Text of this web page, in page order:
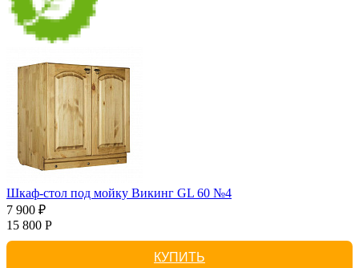
Шкаф-стол под мойку Викинг GL 60 №4
7 900 ₽
15 800 Р
КУПИТЬ